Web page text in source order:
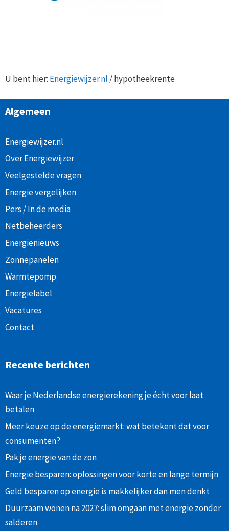
U bent hier: Energiewijzer.nl /hypotheekrente
Algemeen
Energiewijzer.nl
Over Energiewijzer
Veelgestelde vragen
Energie vergelijken
Pers / In de media
Netbeheerders
Energienieuws
Zonnepanelen
Warmtepomp
Energielabel
Vacatures
Contact
Recente berichten
Waar je Nederlandse energierekening je écht voor laat
betalen
Meer keuze op de energiemarkt: wat betekent dat voor
consumenten?
Pak je energie van de zon
Energie besparen: oplossingen voor korte en lange termijn
Geld besparen op energie is makkelijker dan men denkt
Duurzaam wonen na 2027: slim omgaan met energie zonder
salderen